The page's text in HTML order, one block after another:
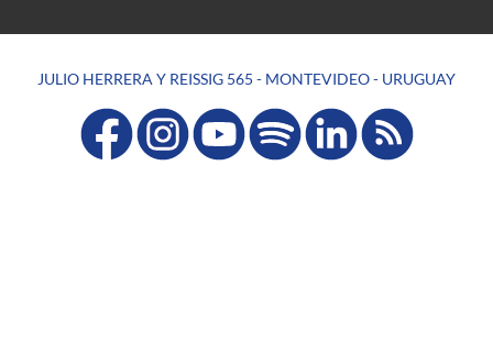
JULIO HERRERA Y REISSIG 565 - MONTEVIDEO - URUGUAY